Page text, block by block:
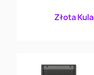
Złota